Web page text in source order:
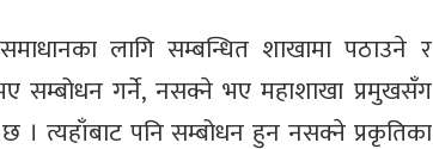
लागि सम्बन्धित शाखामा पठाउने र
सम्बोधन गर्ने, नसक्ने भए महाशाखा प्रमुखसँग
। त्यहाँबाट पनि सम्बोधन हुन नसक्ने प्रकृतिका